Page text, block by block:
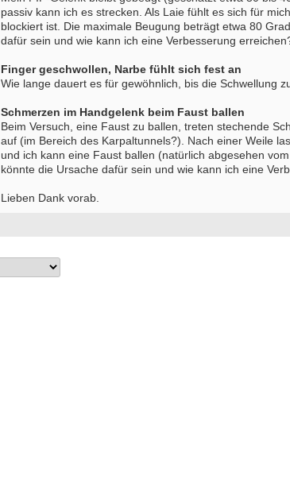
passiv kann ich es strecken. Als Laie fühlt es sich für
blockiert ist. Die maximale Beugung beträgt etwa 80
dafür sein und wie kann ich eine Verbesserung
Finger geschwollen, Narbe fühlt sich fest an
Wie lange dauert es für gewöhnlich, bis die Schwellung
Schmerzen im Handgelenk beim Faust ballen
Beim Versuch, eine Faust zu ballen, treten stechende
auf (im Bereich des Karpaltunnels?). Nach einer Weile
und ich kann eine Faust ballen (natürlich abgesehen
könnte die Ursache dafür sein und wie kann ich eine
Lieben Dank vorab.